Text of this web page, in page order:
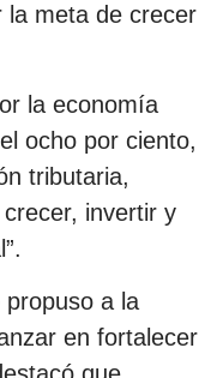
la meta de crecer
la economía
ocho por ciento,
tributaria,
invertir y
a la
en fortalecer